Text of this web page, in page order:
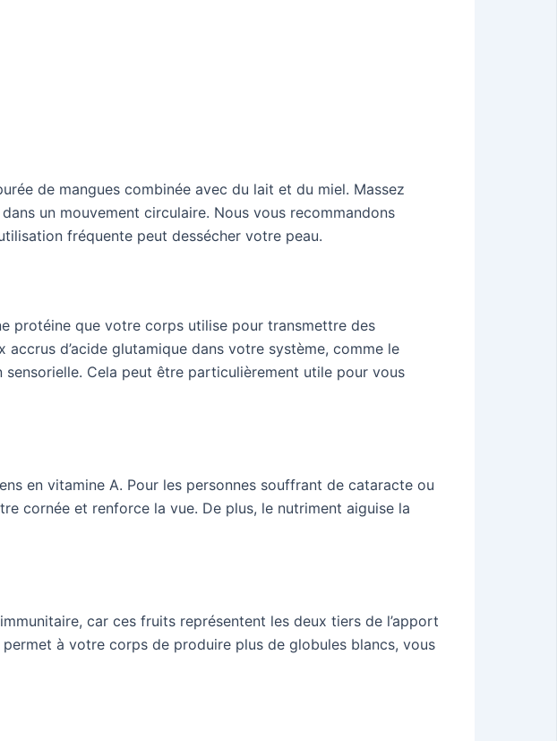
de mangues combinée avec du lait et du miel. Massez
un mouvement circulaire. Nous vous recommandons
fréquente peut dessécher votre peau.
protéine que votre corps utilise pour transmettre des
d’acide glutamique dans votre système, comme le
Cela peut être particulièrement utile pour vous
en vitamine A. Pour les personnes souffrant de cataracte ou
cornée et renforce la vue. De plus, le nutriment aiguise la
car ces fruits représentent les deux tiers de l’apport
à votre corps de produire plus de globules blancs, vous